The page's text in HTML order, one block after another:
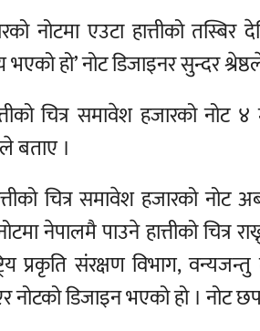
नोटमा एउटा हात्तीको तस्बिर
भएको हो’ नोट डिजाइनर सुन्दर
चित्र समावेश हजारको नोट ४
बताए ।
चित्र समावेश हजारको नोट
नेपालमै पाउने हात्तीको चित्र
प्रकृति संरक्षण विभाग,
नोटको डिजाइन भएको हो । नोट